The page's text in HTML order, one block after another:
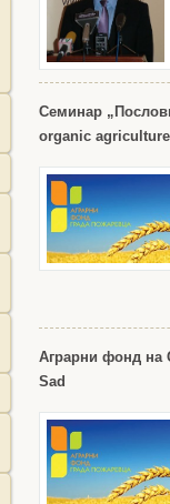
Семинар
organic
Аграрни фонд на
Sad